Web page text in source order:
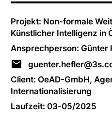
Projekt: Non-formale
Künstlicher Intelligenz in
Ansprechperson: Günter
Client: OeAD-GmbH,
Internationalisierung
Laufzeit: 03-05/2025